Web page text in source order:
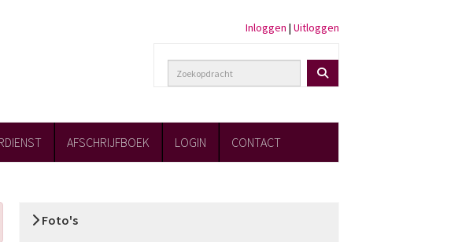
Inloggen | Uitloggen
AFSCHRIJFBOEK LOGIN CONTACT
Foto's